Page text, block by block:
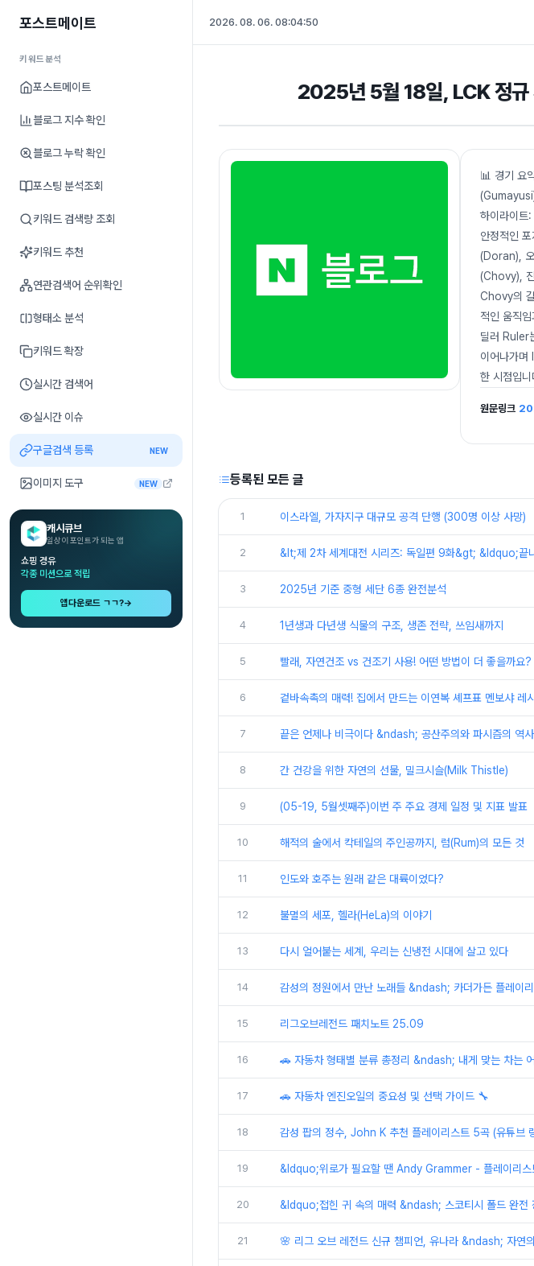
포스트메이트
키워드분석
포스트메이트
블로그 지수 확인
블로그 누락 확인
포스팅 분석조회
키워드 검색량 조회
키워드 추천
연관검색어 순위확인
형태소 분석
키워드 확장
실시간 검색어
실시간 이슈
구글검색 등록 NEW
이미지 도구 NEW
캐시큐브
일상이 포인트가 되는 앱
쇼핑 경유
각종 미션으로 적립
앱다운로드 ㄱㄱ?→
2026. 08. 06. 08:04:51
2025년 5월 18일, LCK 정
📊 경기 요
하이라이트
안정적인
(Doran),
(Chovy),
Chovy의
적인 움직
딜러 Ruler
이어나가며
한 시점입니
원문링크
등록된 모든 글
1 이스라엘, 가자지구 대규모 공격 단행 (300명 이상 사망)
2 &lt;제 2차 세계대전 시리즈: 독일편 9화&gt; &ldquo;
3 2025년 기준 중형 세단 6종 완전분석
4 1년생과 다년생 식물의 구조, 생존 전략, 쓰임새까지
5 빨래, 자연건조 vs 건조기 사용! 어떤 방법이 더 좋을까요?
6 겉바속촉의 매력! 집에서 만드는 이연복 셰프표 멘보샤 레
7 끝은 언제나 비극이다 &ndash; 공산주의와 파시즘의 역
8 간 건강을 위한 자연의 선물, 밀크시슬(Milk Thistle)
9 (05-19, 5월셋째주)이번 주 주요 경제 일정 및 지표 발표
10 해적의 술에서 칵테일의 주인공까지, 럼(Rum)의 모든 것
11 인도와 호주는 원래 같은 대륙이었다?
12 불멸의 세포, 헬라(HeLa)의 이야기
13 다시 얼어붙는 세계, 우리는 신냉전 시대에 살고 있다
14 감성의 정원에서 만난 노래들 &ndash; 카더가든 플레이
15 리그오브레전드 패치노트 25.09
16 🚗 자동차 형태별 분류 총정리 &ndash; 내게 맞는 차는
17 🚗 자동차 엔진오일의 중요성 및 선택 가이드 🔧
18 감성 팝의 정수, John K 추천 플레이리스트 5곡 (유튜브
19 &ldquo;위로가 필요할 땐 Andy Grammer - 플레이리
20 &ldquo;접힌 귀 속의 매력 &ndash; 스코티시 폴드 완전
21 🌸 리그 오브 레전드 신규 챔피언, 유나라 &ndash; 자연